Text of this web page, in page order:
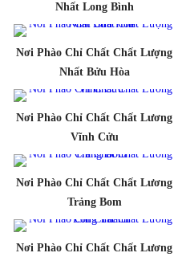
Nhất Long Bình
Nơi Phào Chỉ Chất Chất Lượng
Nhất Bửu Hòa
Nơi Phào Chỉ Chất Chất Lương
Vĩnh Cửu
Nơi Phào Chỉ Chất Chất Lương
Trảng Bom
Nơi Phào Chỉ Chất Chất Lương